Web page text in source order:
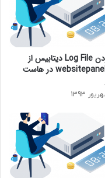
پاک کردن Log File دیتابیس از
طریق websitepanel در هاست